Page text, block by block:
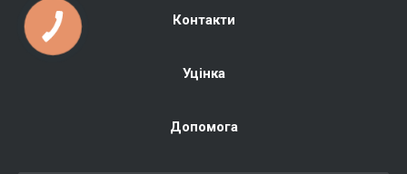
Контакти
Уцінка
Допомога